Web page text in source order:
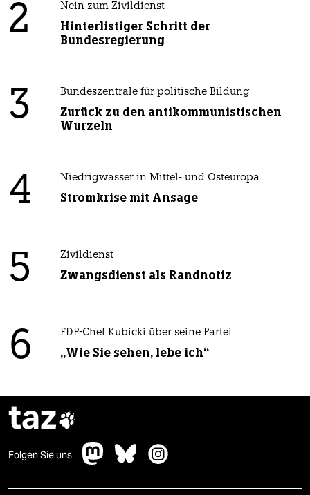
2 Nein zum Zivildienst
Hinterlistiger Schritt der
Bundesregierung
3 Bundeszentrale für politische Bildung
Zurück zu den antikommunistischen
Wurzeln
4 Niedrigwasser in Mittel- und Osteuropa
Stromkrise mit Ansage
5 Zivildienst
Zwangsdienst als Randnotiz
6 FDP-Chef Kubicki über seine Partei
„Wie Sie sehen, lebe ich“
taz
Folgen Sie uns